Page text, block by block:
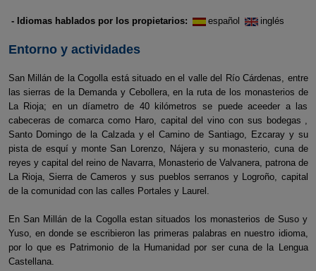
- Idiomas hablados por los propietarios: español inglés
Entorno y actividades
San Millán de la Cogolla está situado en el valle del Río Cárdenas, entre
las sierras de la Demanda y Cebollera, en la ruta de los monasterios de
La Rioja; en un díametro de 40 kilómetros se puede aceeder a las
cabeceras de comarca como Haro, capital del vino con sus bodegas ,
Santo Domingo de la Calzada y el Camino de Santiago, Ezcaray y su
pista de esquí y monte San Lorenzo, Nájera y su monasterio, cuna de
reyes y capital del reino de Navarra, Monasterio de Valvanera, patrona de
La Rioja, Sierra de Cameros y sus pueblos serranos y Logroño, capital
de la comunidad con las calles Portales y Laurel.
En San Millán de la Cogolla estan situados los monasterios de Suso y
Yuso, en donde se escribieron las primeras palabras en nuestro idioma,
por lo que es Patrimonio de la Humanidad por ser cuna de la Lengua
Castellana.